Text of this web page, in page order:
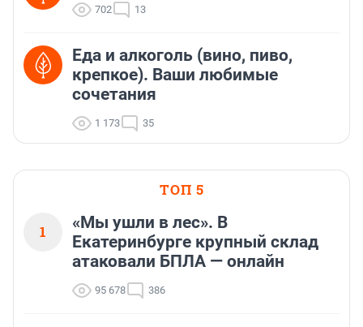
702 13
Еда и алкоголь (вино, пиво,
крепкое). Ваши любимые
сочетания
1 173 35
ТОП 5
1
«Мы ушли в лес». В
Екатеринбурге крупный склад
атаковали БПЛА — онлайн
95 678 386